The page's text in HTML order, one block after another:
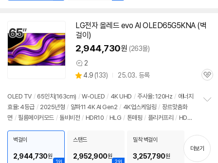
LG전자올레드 evo AI OLED65G5KNA (벽
걸이)
2,944,730원 (263몰)
상
품
견
2
별
4.9 (상
리
뷰
133) 25.03. 등록
관
OLED TV / 65인치 (163cm) / W-OLED / 4K UHD / 주사율: 120Hz / 에너지
효율: 4등급 / 2025년형 / 알파11 4K AI Gen2 / 4K업스케일링 / 장르맞춤화
면 / 필름메이커모드 / 돌비비전 / HDR10 / HLG / 톤매핑 / 플리커프리 / HDMI
임모드 / HDMI(전체): 4개 출시가: 5,300,000원
기
1위
벽걸이
2,944,730원
2위
스탠드
2,952,900원
밀착 벽걸이
3,257,790원
더보기